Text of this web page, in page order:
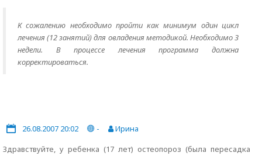
К сожалению необходимо пройти как минимум один цикл
лечения (12 занятий) для овладения методикой. Необходимо 3
недели. В процессе лечения программа должна
корректироваться.
26.08.2007 20:02 -
Ирина
Здравствуйте, у ребенка (17 лет) остеопороз (была пересадка